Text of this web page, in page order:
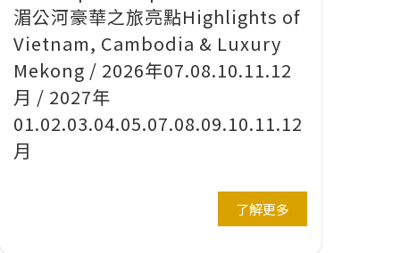
湄公河豪華之旅亮點Highlights of
Vietnam, Cambodia & Luxury
Mekong / 2026年07.08.10.11.12
月 / 2027年
01.02.03.04.05.07.08.09.10.11.12
月
了解更多